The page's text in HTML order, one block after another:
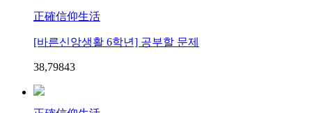
正確信仰生活
[바른신앙생활 6학년] 공부할 문제
38,79843